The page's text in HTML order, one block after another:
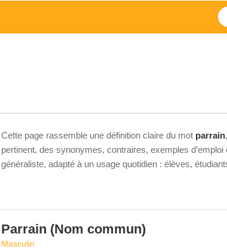
Cette page rassemble une définition claire du mot parrain
pertinent, des synonymes, contraires, exemples
généraliste, adapté à un usage quotidien : élèves,
Parrain (Nom commun)
Masculin